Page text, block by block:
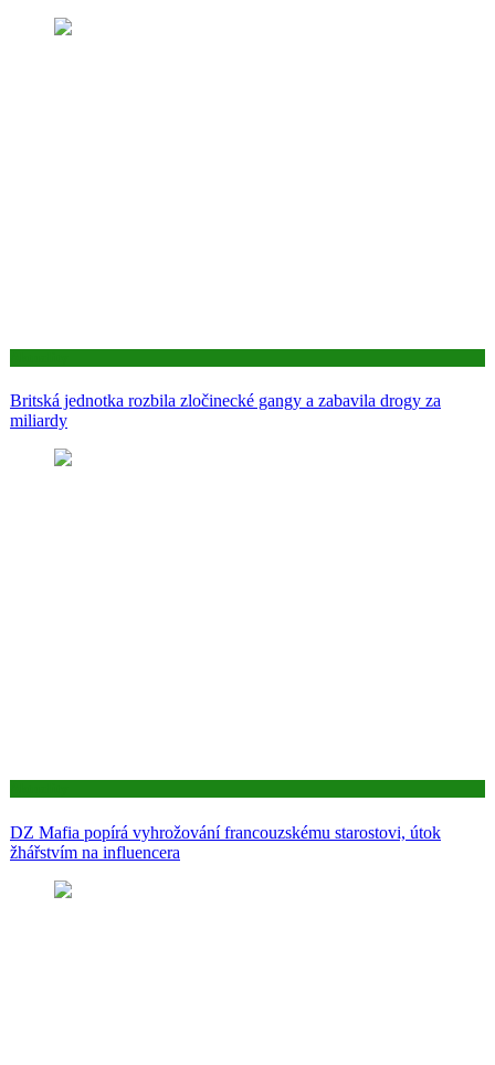
Britská jednotka rozbila zločinecké gangy a zabavila drogy za
miliardy
DZ Mafia popírá vyhrožování francouzskému starostovi, útok
žhářstvím na influencera